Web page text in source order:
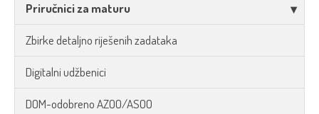
Priručnici za maturu
Zbirke detaljno riješenih zadataka
Digitalni udžbenici
DOM-odobreno AZOO/ASOO